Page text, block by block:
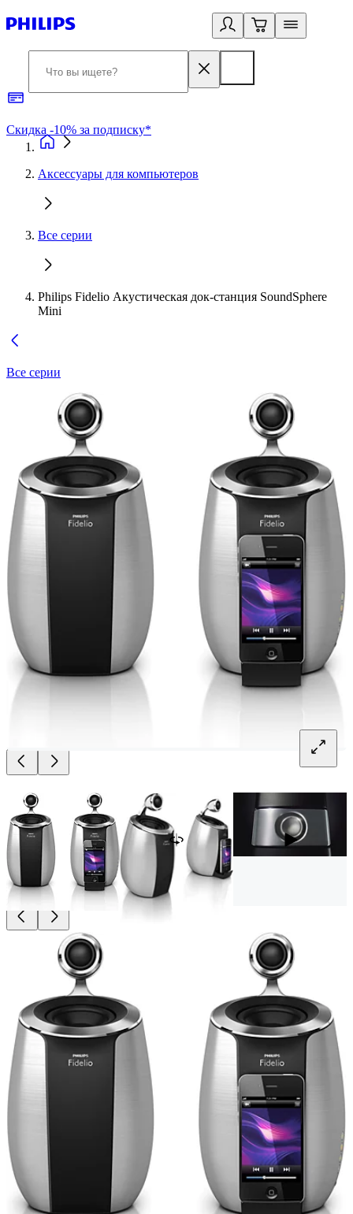
Скидка -10% за подписку*
Аксессуары для компьютеров
Все серии
Philips Fidelio Акустическая док-станция SoundSphere
Mini
Все серии